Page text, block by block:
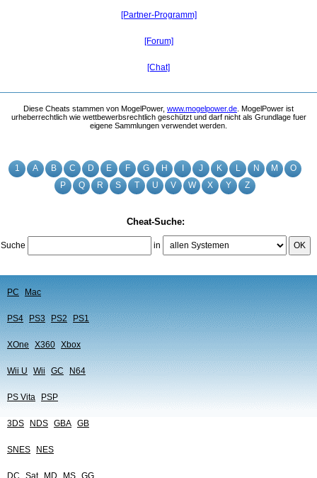
1 A B C D E F G H J K L N M
O
P
Q R S T U V W X Y Z
Cheat-Suche:
Suche in OK
PC Mac
PS4 PS3 PS2 PS1
XOne X360 Xbox
Wii U Wii GC N64
PS Vita PSP
3DS NDS GBA GB
SNES NES
DC Sat MD MS GG
[Partner-Programm]
[Forum]
[Chat]
Diese Cheats stammen von MogelPower, www.mogelpower.de . MogelPower ist
urheberrechtlich wie wettbewerbsrechtlich geschützt und darf nicht als Grundlage fuer
eigene Sammlungen verwendet werden.